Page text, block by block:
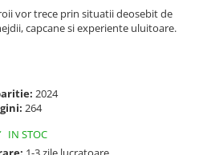
vor trece prin situatii deo­sebit de
capcane si experi­ente uluitoare.
2024
264
IN STOC